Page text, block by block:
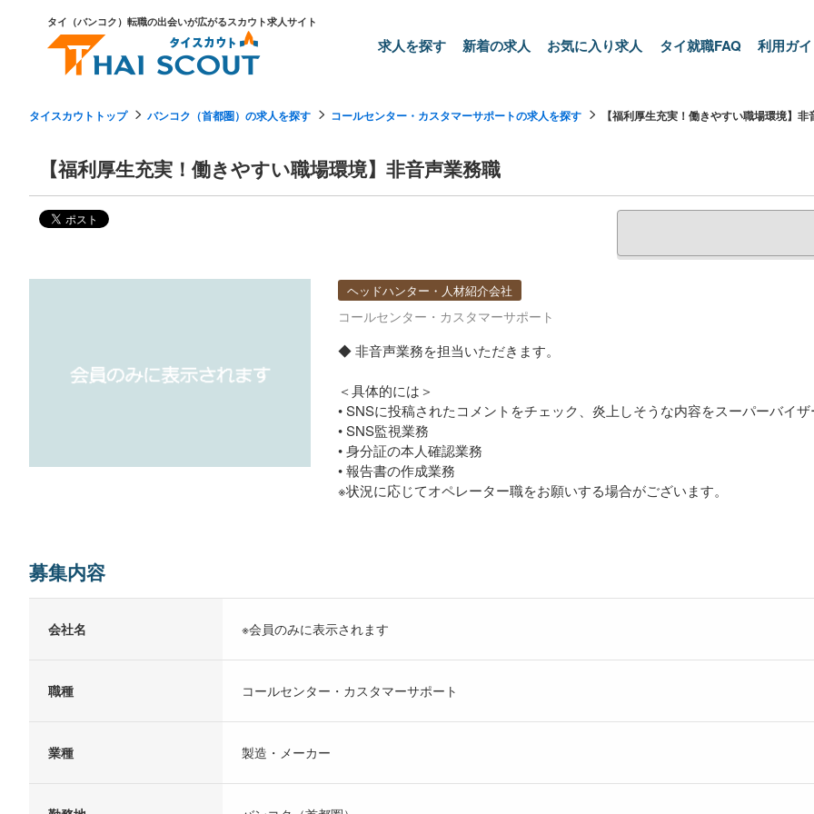
タイ（バンコク）転職の出会いが広がるスカウト求人サイト
求人を探す 新着の求人 お気に入り求人 タイ就職FAQ 利用ガ
タイスカウトトップ バンコク（首都圏）の求人を探す コールセンター・カスタマーサポートの求人を探す 【福利厚生充実！働きやすい職場環境】非
【福利厚生充実！働きやすい職場環境】非音声業務職
ヘッドハンター・人材紹介会社
コールセンター・カスタマーサポート
◆ 非音声業務を担当いただきます。
＜具体的には＞
• SNSに投稿されたコメントをチェック、炎上しそうな内容をスーパーバイ
• SNS監視業務
• 身分証の本人確認業務
• 報告書の作成業務
※状況に応じてオペレーター職をお願いする場合がございます。
募集内容
会社名 ※会員のみに表示されます
職種 コールセンター・カスタマーサポート
業種 製造・メーカー